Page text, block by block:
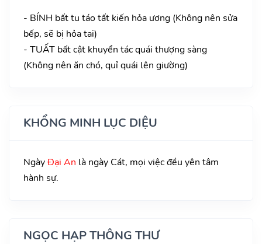
- BÍNH bất tu táo tất kiến hỏa ương (Không nên sửa
bếp, sẽ bị hỏa tai)
- TUẤT bất cật khuyển tác quái thượng sàng
(Không nên ăn chó, quỉ quái lên giường)
KHỔNG MINH LỤC DIỆU
NgàyĐại An là ngày Cát, mọi việc đều yên tâm
hành sự.
NGỌC HẠP THÔNG THƯ